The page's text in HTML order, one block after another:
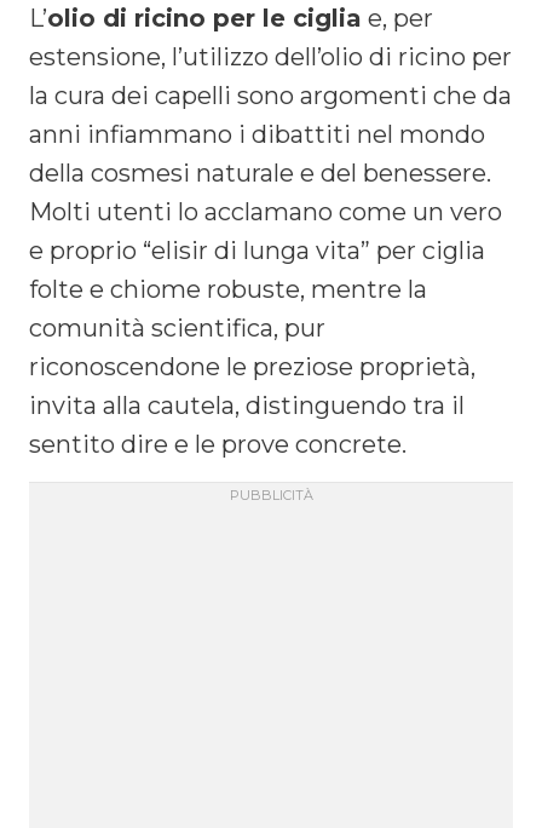
L’olio di ricino per le ciglia e, per
estensione, l’utilizzo dell’olio di ricino per
la cura dei capelli sono argomenti che da
anni infiammano i dibattiti nel mondo
della cosmesi naturale e del benessere.
Molti utenti lo acclamano come un vero
e proprio “elisir di lunga vita” per ciglia
folte e chiome robuste, mentre la
comunità scientifica, pur
riconoscendone le preziose proprietà,
invita alla cautela, distinguendo tra il
sentito dire e le prove concrete.